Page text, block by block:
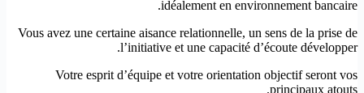
idéalement en environnement bancaire.
Vous avez une certaine aisance relationnelle, un sens de la prise de
l’initiative et une capacité d’écoute développer.
Votre esprit d’équipe et votre orientation objectif seront vos
principaux atouts.